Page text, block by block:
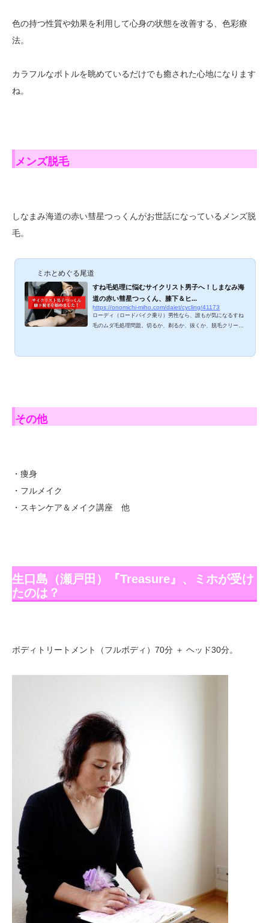
色の持つ性質や効果を利用して心身の状態を改善する、色彩療
法。
カラフルなボトルを眺めているだけでも癒された心地になります
ね。
メンズ脱毛
しなまみ海道の赤い彗星つっくんがお世話になっているメンズ脱
毛。
ミホとめぐる尾道
すね毛処理に悩むサイクリスト男子へ！しまなみ海
道の赤い彗星つっくん、膝下＆ヒ...
https://onomichi-miho.com/daiet/cycling/41173
ローディ（ロードバイク乗り）男性なら、誰もが気になるすね
毛のムダ毛処理問題。切るか、剃るか、抜くか、脱毛クリーム
するなど肌が弱い方にとっては深刻な問題ですよね。つっくん
その他
・痩身
・フルメイク
・スキンケア＆メイク講座 他
生口島（瀬戸田）『Treasure』、ミホが受け
たのは？
ボディトリートメント（フルボディ）70分 ＋ ヘッド30分。